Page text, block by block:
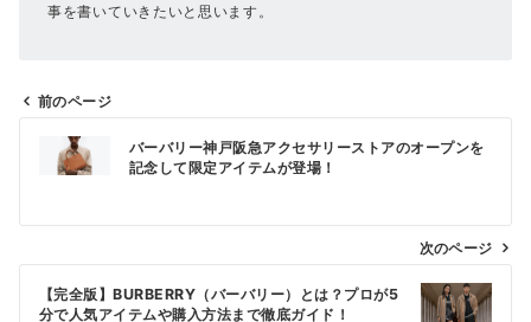
事を書いていきたいと思います。
ビ
ゲ
前のページ
バーバリー神戸阪急アクセサリーストアのオープンを
記念して限定アイテムが登場！
次のページ
【完全版】BURBERRY（バーバリー）とは？プロが5
分で人気アイテムや購入方法まで徹底ガイド！